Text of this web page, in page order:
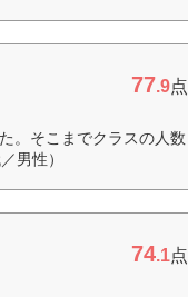
77.9点
。そこまでクラスの人数
男性）
74.1点